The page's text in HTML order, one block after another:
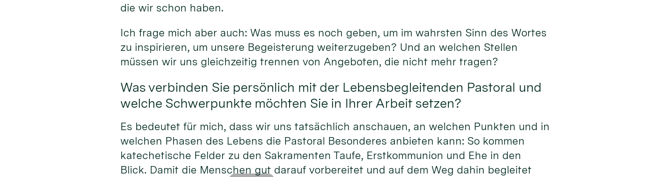
die wir schon haben.
Ich frage mich aber auch: Was muss es noch geben, um im wahrsten Sinn des Wortes
zu inspirieren, um unsere Begeisterung weiterzugeben? Und an welchen Stellen
müssen wir uns gleichzeitig trennen von Angeboten, die nicht mehr tragen?
Was verbinden Sie persönlich mit der Lebensbegleitenden Pastoral und
welche Schwerpunkte möchten Sie in Ihrer Arbeit setzen?
Es bedeutet für mich, dass wir uns tatsächlich anschauen, an welchen Punkten und in
welchen Phasen des Lebens die Pastoral Besonderes anbieten kann: So kommen
katechetische Felder zu den Sakramenten Taufe, Erstkommunion und Ehe in den
Blick. Damit die Menschen gut darauf vorbereitet und auf dem Weg dahin begleitet